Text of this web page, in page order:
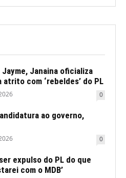
Janaina oficializa
com ‘rebeldes’ do PL
0
ao governo,
0
expulso do PL do que
com o MDB’